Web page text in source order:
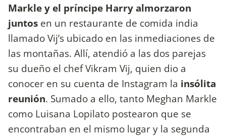
Markle y el príncipe Harry almorzaron
juntos en un restaurante de comida india
llamado Vij’s ubicado en las inmediaciones de
las montañas. Allí, atendió a las dos parejas
su dueño el chef Vikram Vij, quien dio a
conocer en su cuenta de Instagram la insólita
reunión. Sumado a ello, tanto Meghan Markle
como Luisana Lopilato postearon que se
encontraban en el mismo lugar y la segunda